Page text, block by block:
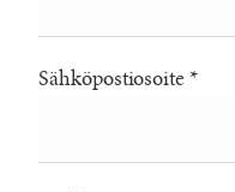
Sähköpostiosoite *